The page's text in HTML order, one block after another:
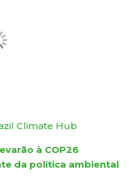
Climate Hub
à COP26
da política ambiental